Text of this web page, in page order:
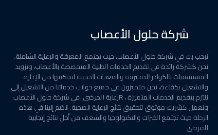
شركة حلول الأعصاب
نرحب بك في شركة حلول الأعصاب، حيث تجتمع المعرفة والرعاية الشاملة.
نحن كشركة رائدة في تقديم الخدمات الطبية المتخصصة بالأعصاب، وتزويد
المستشفيات بالكوادر المحترفة والمعدات الحديثة لتمكينها من الإدارة
والتشغيل بكفاءة. نحن متميزون في جميع جوانب خدماتنا من التشغيل إلى
رعاية المرضى. في شركة حلول الأعصابR ، نلتزم بتقديم الخدمات المتميزة
ونعمل كشريك موثوق لتحقيق نتائج الرعاية الصحية. انضم إلينا في هذه
الرحلة حيث تجتمع الخبرات والتكنولوجيا والشغف من أجل نتائج إيجابية
للمرضى